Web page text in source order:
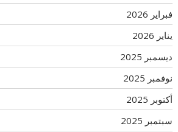
فبراير 2026
يناير 2026
ديسمبر 2025
نوفمبر 2025
أكتوبر 2025
سبتمبر 2025